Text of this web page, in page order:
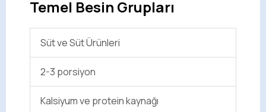
Temel Besin Grupları
Süt ve Süt Ürünleri
2-3 porsiyon
Kalsiyum ve protein kaynağı